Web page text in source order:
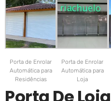
Porta de Enrolar
Automática para
Residências
Porta de Enrolar
Automática para
Loja